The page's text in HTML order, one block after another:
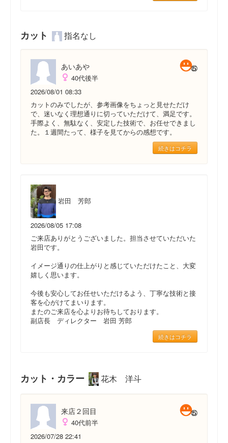
カット 指名なし
あいあや
40代後半
2026/08/01 08:33
カットのみでしたが、参考画像をちょっと見せただけ
で、迷いなく理想通りに切っていただけて、満足です。
手際よく、無駄なく、安定した技術で、お任せできまし
た。１週間たって、様子を見てからの感想です。
続きはコチラ
岩田 芳郎
2026/08/05 17:08
ご来店ありがとうございました。担当させていただいた
岩田です。
イメージ通りの仕上がりと感じていただけたこと、大変
嬉しく思います。
今後も安心してお任せいただけるよう、丁寧な技術と接
客を心がけてまいります。
またのご来店を心よりお待ちしております。
副店長 ディレクター 岩田 芳郎
続きはコチラ
カット・カラー 花木 洋斗
来店２回目
40代前半
2026/07/28 22:41